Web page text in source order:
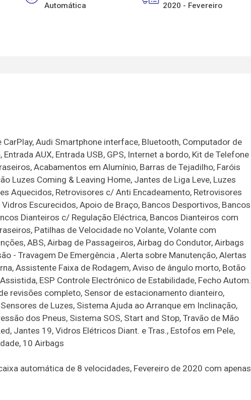
Automática
2020 - Fevereiro
Audi Smartphone interface, Bluetooth, Computador de
AUX, Entrada USB, GPS, Internet a bordo, Kit de Telefone
Acabamentos em Alumínio, Barras de Tejadilho, Faróis
Luzes Coming & Leaving Home, Jantes de Liga Leve, Luzes
Aquecidos, Retrovisores c/ Anti Encadeamento, Retrovisores
Escurecidos, Apoio de Braço, Bancos Desportivos, Bancos
Dianteiros c/ Regulação Eléctrica, Bancos Dianteiros com
Patilhas de Velocidade no Volante, Volante com
ABS, Airbag de Passageiros, Airbag do Condutor, Airbags
- Travagem De Emergência , Alerta sobre Manutenção, Alertas
Assistente Faixa de Rodagem, Aviso de ângulo morto, Botão
ESP Controle Electrónico de Estabilidade, Fecho Autom.
revisões completo, Sensor de estacionamento dianteiro,
de Luzes, Sistema Ajuda ao Arranque em Inclinação,
dos Pneus, Sistema SOS, Start and Stop, Travão de Mão
Jantes 19, Vidros Elétricos Diant. e Tras., Estofos em Pele,
10 Airbags
automática de 8 velocidades, Fevereiro de 2020 com apenas